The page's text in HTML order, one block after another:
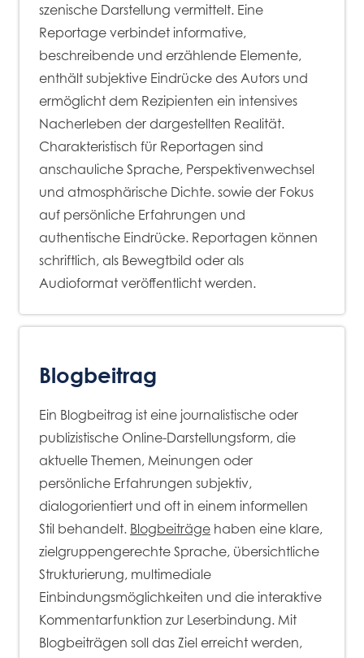
szenische Darstellung vermittelt. Eine
Reportage verbindet informative,
beschreibende und erzählende Elemente,
enthält subjektive Eindrücke des Autors und
ermöglicht dem Rezipienten ein intensives
Nacherleben der dargestellten Realität.
Charakteristisch für Reportagen sind
anschauliche Sprache, Perspektivenwechsel
und atmosphärische Dichte. sowie der Fokus
auf persönliche Erfahrungen und
authentische Eindrücke. Reportagen können
schriftlich, als Bewegtbild oder als
Audioformat veröffentlicht werden.
Blogbeitrag
Ein Blogbeitrag ist eine journalistische oder
publizistische Online-Darstellungsform, die
aktuelle Themen, Meinungen oder
persönliche Erfahrungen subjektiv,
dialogorientiert und oft in einem informellen
Stil behandelt. Blogbeiträge haben eine klare,
zielgruppengerechte Sprache, übersichtliche
Strukturierung, multimediale
Einbindungsmöglichkeiten und die interaktive
Kommentarfunktion zur Leserbindung. Mit
Blogbeiträgen soll das Ziel erreicht werden,